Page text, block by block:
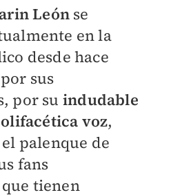
Leónse
en la
desde hace
sus
por su indudable
voz,
palenque de
fans
tienen